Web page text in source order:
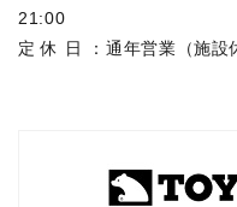
21:00
定 休 日 ：通年営業（施設